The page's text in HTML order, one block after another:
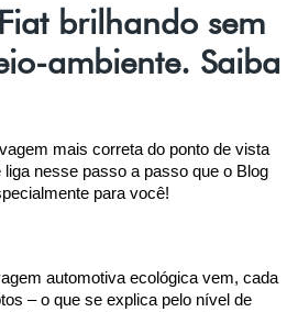
brilhando sem
ambiente. Saiba
mais correta do ponto de vista
nesse passo a passo que o Blog
para você!
automotiva ecológica vem, cada
– o que se explica pelo nível de